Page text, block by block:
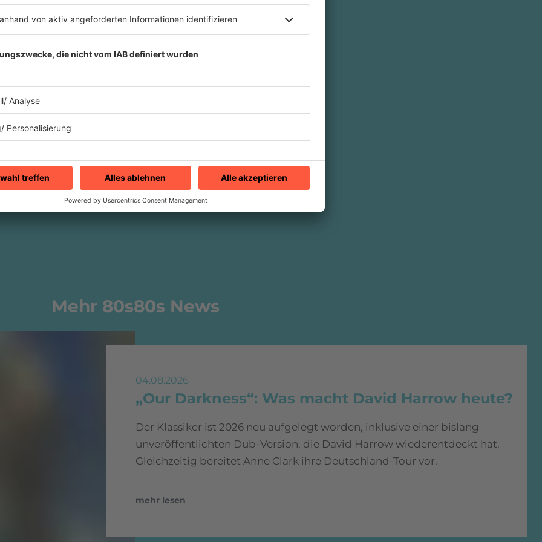
Mehr 80s80s News
04.08.2026
„Our Darkness“: Was macht David Harrow heute?
Der Klassiker ist 2026 neu aufgelegt worden, inklusive einer bislang
unveröffentlichten Dub-Version, die David Harrow wiederentdeckt hat.
Gleichzeitig bereitet Anne Clark ihre Deutschland-Tour vor.
mehr lesen